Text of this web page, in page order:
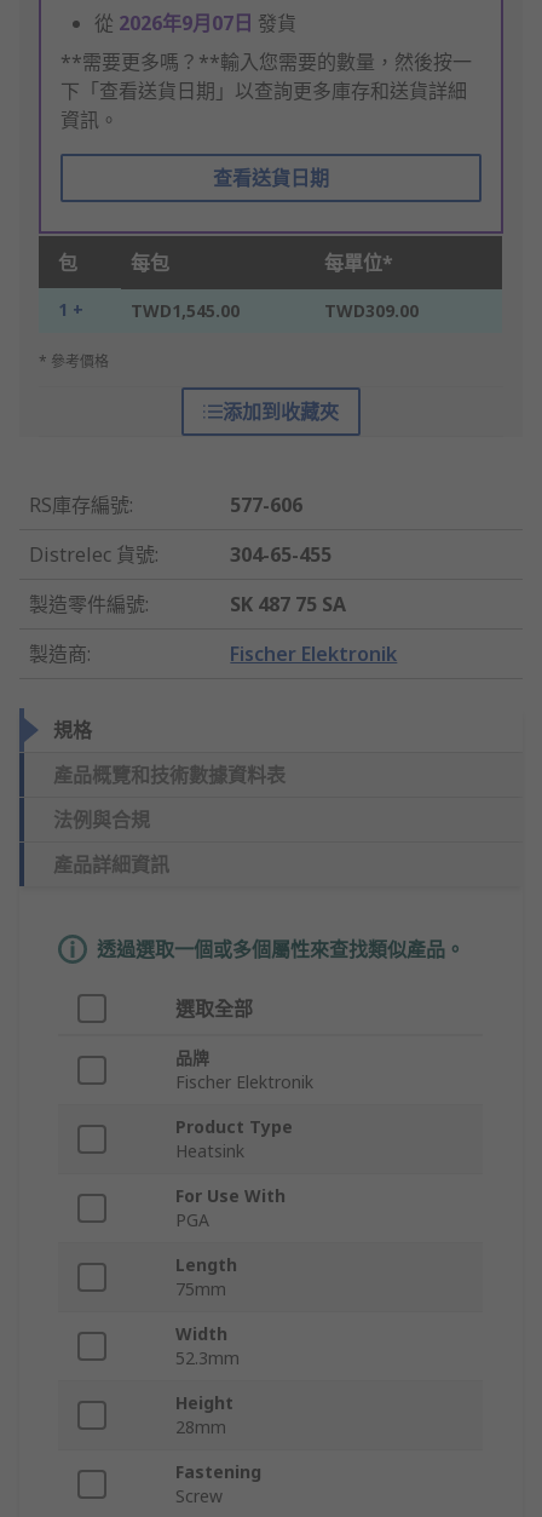
從 2026年9月07日 發貨
**需要更多嗎？**輸入您需要的數量，然後按一
下「查看送貨日期」以查詢更多庫存和送貨詳細
資訊。
查看送貨日期
包 每包 每單位*
1 + TWD1,545.00 TWD309.00
* 參考價格
添加到收藏夾
RS庫存編號:
577-606
Distrelec 貨號:
304-65-455
製造零件編號:
SK 487 75 SA
製造商: Fischer Elektronik
規格
產品概覽和技術數據資料表
法例與合規
產品詳細資訊
透過選取一個或多個屬性來查找類似產品。
選取全部
品牌
Fischer Elektronik
Product Type
Heatsink
For Use With
PGA
Length
75mm
Width
52.3mm
Height
28mm
Fastening
Screw